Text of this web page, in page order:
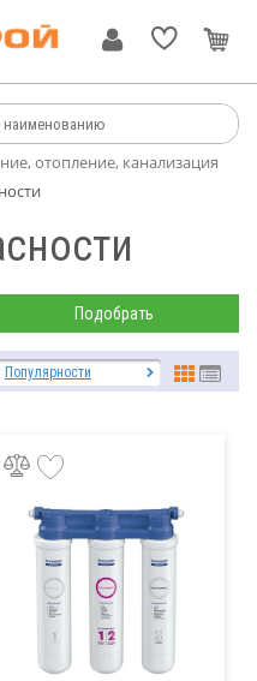
отопление, канализация
Подобрать
Популярности